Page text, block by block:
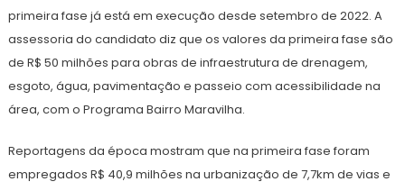
primeira fase já está em execução desde setembro de 2022. A
assessoria do candidato diz que os valores da primeira fase são
de R$ 50 milhões para obras de infraestrutura de drenagem,
esgoto, água, pavimentação e passeio com acessibilidade na
área, com o Programa Bairro Maravilha.
Reportagens da época mostram que na primeira fase foram
empregados R$ 40,9 milhões na urbanização de 7,7km de vias e